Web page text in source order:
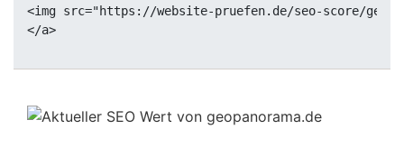
<img src="https://website-pruefen.de/seo-score/